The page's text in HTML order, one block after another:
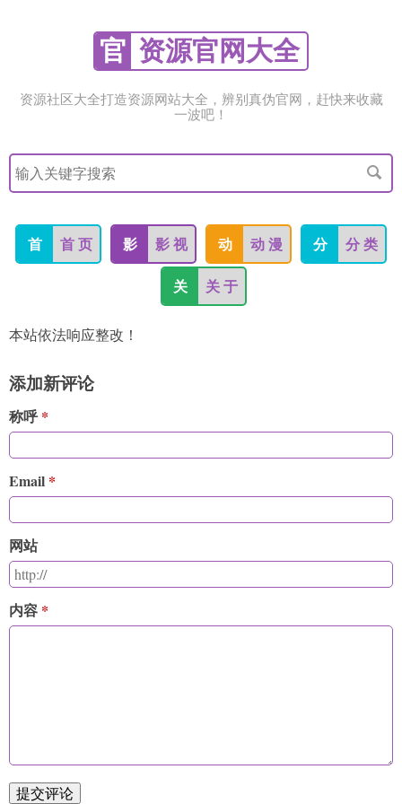
官 资源官网大全
资源社区大全打造资源网站大全，辨别真伪官网，赶快来收藏
一波吧！
搜
索
关
字
首 首 页 影 影 视 动 动 漫 分 分 类
关 关 于
本站依法响应整改！
添加新评论
称呼
Email
网站
内容
提交评论